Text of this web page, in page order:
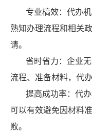
专业槁效：代办
熟知办理流程和相关
请。
省时省力：企业
流程、准备材料，代
提高成功率：代
可以有效避免因材料
败。